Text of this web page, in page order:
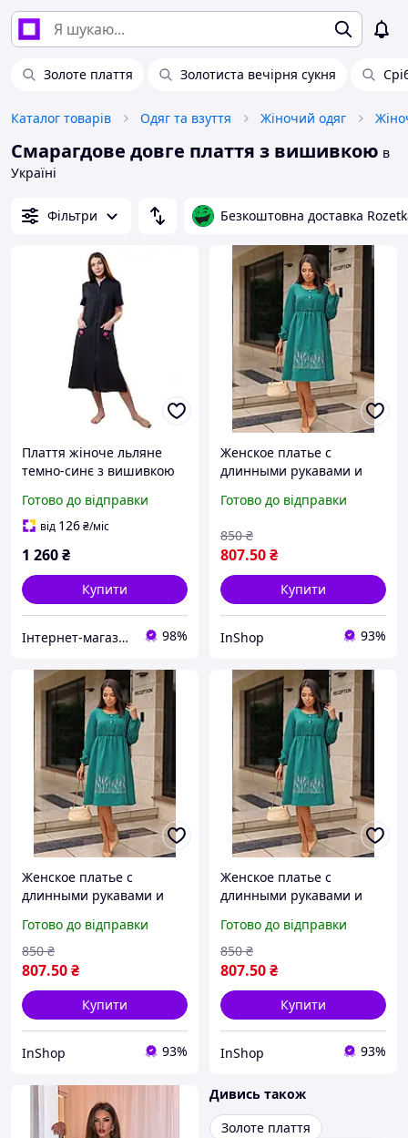
Золоте плаття Золотиста вечірня сукня
Каталог товарів Одяг та взуття Жіночий одяг
Смарагдове довге плаття з вишивкою в
Україні
Фільтри Безкоштовна доставка
Плаття жіноче льляне
темно-синє з вишивкою
Готово до відправки
від 126₴/міс
1 260₴
Купити
Інтернет-магазин "Bolimi" 98%
Женское платье с
длинными рукавами и
INNOE 270565-2, р. 50/52
Готово до відправки
807.50₴
850 ₴
Купити
InShop 93%
Женское платье с
длинными рукавами и
INNOE 270565-2, р. 42/44
Изумрудный
Готово до відправки
807.50₴
850 ₴
Купити
InShop 93%
Женское платье с
длинными рукавами и
INNOE 270565-2, р. 46/48
Изумрудный
Готово до відправки
807.50₴
850 ₴
Купити
InShop 93%
Дивись також
Золоте плаття